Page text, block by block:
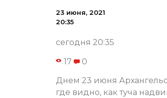
23 июня, 2021
20:35
сегодня 20:35
17 0
Днем 23 июня
где видно, как туча